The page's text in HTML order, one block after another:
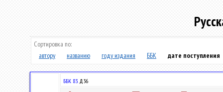
Сортировка по:
автору
названию году издания ББК дате поступления
ББК 83.Д36